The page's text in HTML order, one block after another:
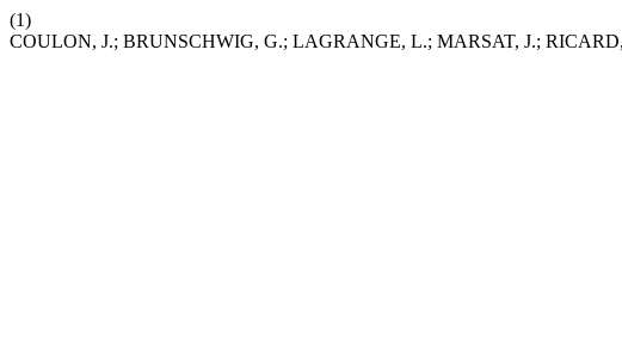
(1)
COULON, J.; BRUNSCHWIG, G.; LAGRANGE, L.; MARSAT, J.; RICARD,